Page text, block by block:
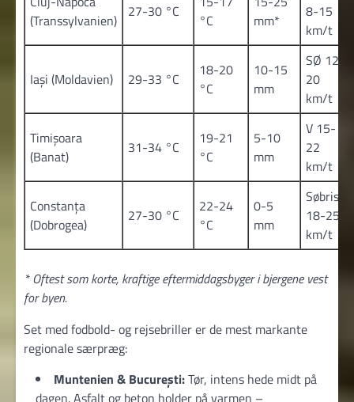
(Transsylvanien)
27-30 °C
°C
mm*
8-15
km/t
Iași (Moldavien) 29-33 °C
18-20
°C
10-15
mm
SØ 12-
20
km/t
Timișoara
(Banat)
31-34 °C
19-21
°C
5-10
mm
V 15-
22
km/t
Constanța
(Dobrogea)
27-30 °C
22-24
°C
0-5
mm
Søbrise
18-25
km/t
* Oftest som korte, kraftige eftermiddagsbyger i bjergene vest
for byen.
Set med fodbold- og rejsebriller er de mest markante
regionale særpræg:
Muntenien & București:Tør, intens hede midt på
dagen. Asfalt og beton holder på varmen –